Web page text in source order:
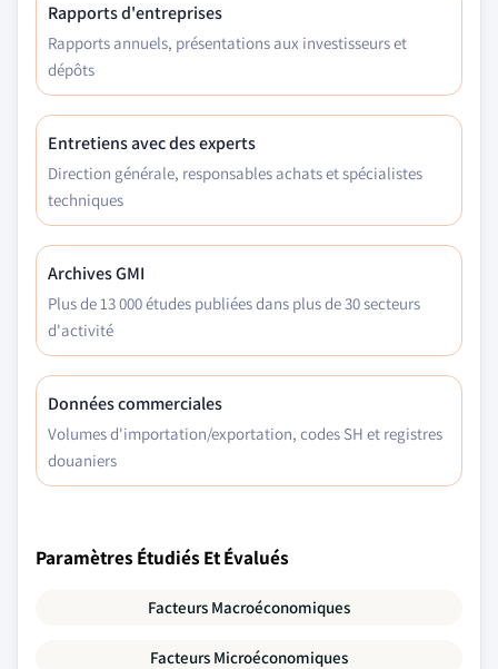
Rapports d'entreprises
Rapports annuels, présentations aux investisseurs et
dépôts
Entretiens avec des experts
Direction générale, responsables achats et spécialistes
techniques
Archives GMI
Plus de 13 000 études publiées dans plus de 30 secteurs
d'activité
Données commerciales
Volumes d'importation/exportation, codes SH et registres
douaniers
Paramètres Étudiés Et Évalués
Facteurs Macroéconomiques
Facteurs Microéconomiques